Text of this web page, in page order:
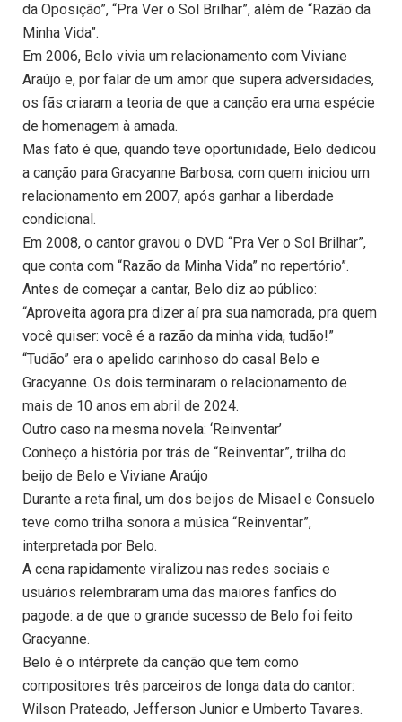
da Oposição”, “Pra Ver o Sol Brilhar”, além de “Razão da
Minha Vida”.
Em 2006, Belo vivia um relacionamento com Viviane
Araújo e, por falar de um amor que supera adversidades,
os fãs criaram a teoria de que a canção era uma espécie
de homenagem à amada.
Mas fato é que, quando teve oportunidade, Belo dedicou
a canção para Gracyanne Barbosa, com quem iniciou um
relacionamento em 2007, após ganhar a liberdade
condicional.
Em 2008, o cantor gravou o DVD “Pra Ver o Sol Brilhar”,
que conta com “Razão da Minha Vida” no repertório”.
Antes de começar a cantar, Belo diz ao público:
“Aproveita agora pra dizer aí pra sua namorada, pra quem
você quiser: você é a razão da minha vida, tudão!”
“Tudão” era o apelido carinhoso do casal Belo e
Gracyanne. Os dois terminaram o relacionamento de
mais de 10 anos em abril de 2024.
Outro caso na mesma novela: ‘Reinventar’
Conheço a história por trás de “Reinventar”, trilha do
beijo de Belo e Viviane Araújo
Durante a reta final, um dos beijos de Misael e Consuelo
teve como trilha sonora a música “Reinventar”,
interpretada por Belo.
A cena rapidamente viralizou nas redes sociais e
usuários relembraram uma das maiores fanfics do
pagode: a de que o grande sucesso de Belo foi feito
Gracyanne.
Belo é o intérprete da canção que tem como
compositores três parceiros de longa data do cantor:
Wilson Prateado, Jefferson Junior e Umberto Tavares.